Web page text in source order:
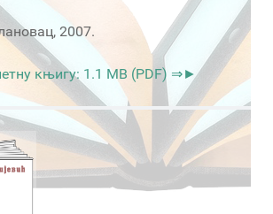
2007.
књигу: 1.1 MB (PDF) ⇒►